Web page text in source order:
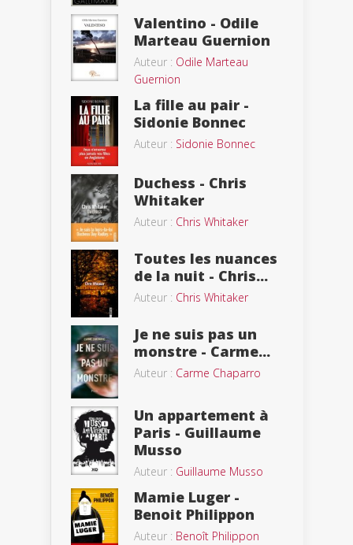
Valentino - Odile
Marteau Guernion
Auteur : Odile Marteau
Guernion
La fille au pair -
Sidonie Bonnec
Auteur : Sidonie Bonnec
Duchess - Chris
Whitaker
Auteur : Chris Whitaker
Toutes les nuances
de la nuit - Chris...
Auteur : Chris Whitaker
Je ne suis pas un
monstre - Carme...
Auteur : Carme Chaparro
Un appartement à
Paris - Guillaume
Musso
Auteur : Guillaume Musso
Mamie Luger -
Benoit Philippon
Auteur : Benoît Philippon